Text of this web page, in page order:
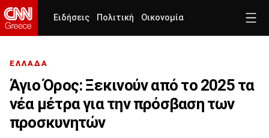
Ειδήσεις Πολιτική Οικονομία
ΕΛΛΑΔΑ
Άγιο Όρος: Ξεκινούν από το 2025 τα
νέα μέτρα για την πρόσβαση των
προσκυνητών